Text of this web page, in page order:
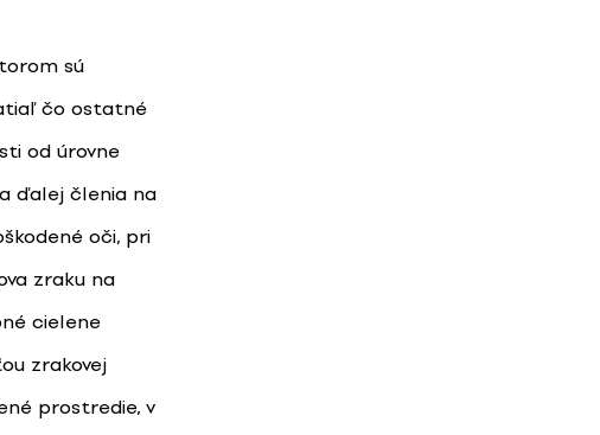
sú
čo ostatné
od úrovne
ďalej členia na
oči, pri
zraku na
cielene
zrakovej
prostredie, v